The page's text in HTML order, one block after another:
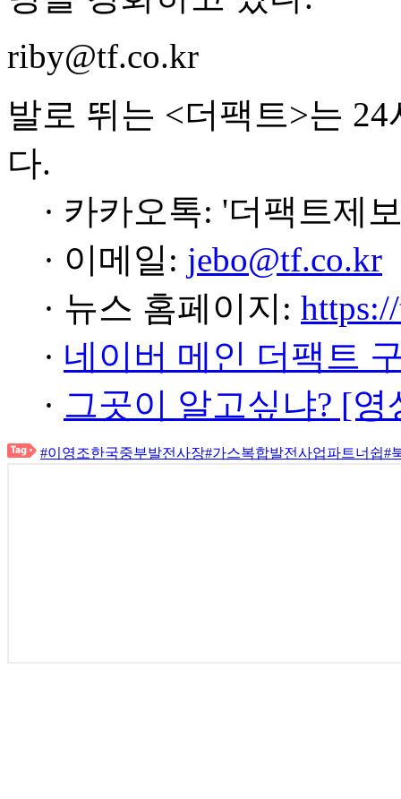
riby@tf.co.kr
발로 뛰는 <더팩트>는
다.
· 카카오톡: '더팩트제
· 이메일: jebo@tf.co.kr
· 뉴스 홈페이지:
· 네이버 메인 더팩트
· 그곳이 알고싶냐? [
#이영조한국중부발전사장#가스복합발전사업파트너쉽#